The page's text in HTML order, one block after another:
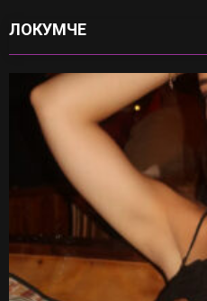
ЛОКУМЧЕ